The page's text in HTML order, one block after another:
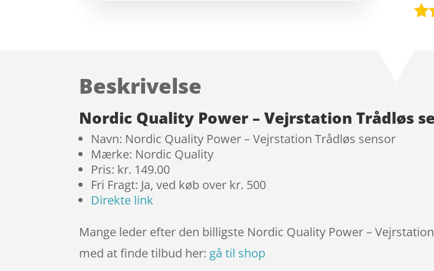
Beskrivelse
Nordic Quality Power – Vejrstation Trådløs
Navn: Nordic Quality Power – Vejrstation Trådløs sensor
Mærke: Nordic Quality
Pris: kr. 149.00
Fri Fragt: Ja, ved køb over kr. 500
Direkte link
Mange leder efter den billigste Nordic Quality Power –
med at finde tilbud her: gå til shop